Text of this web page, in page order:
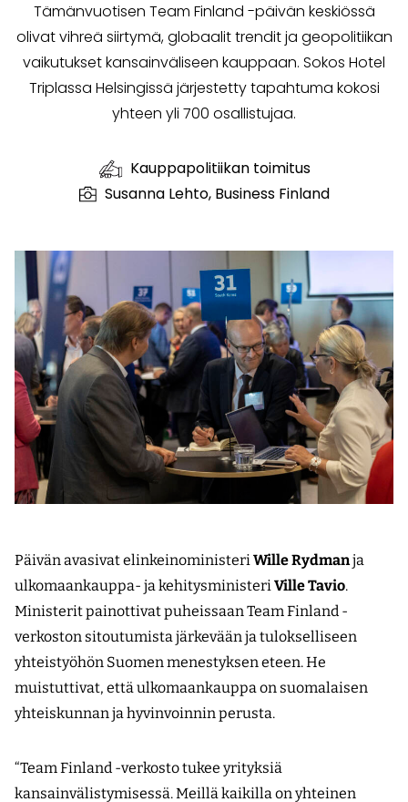
Tämänvuotisen Team Finland -päivän keskiössä
olivat vihreä siirtymä, globaalit trendit ja geopolitiikan
vaikutukset kansainväliseen kauppaan. Sokos Hotel
Triplassa Helsingissä järjestetty tapahtuma kokosi
yhteen yli 700 osallistujaa.
Kauppapolitiikan toimitus
Susanna Lehto, Business Finland
Päivän avasivat elinkeinoministeri Wille Rydmanja
ulkomaankauppa- ja kehitysministeri Ville Tavio.
Ministerit painottivat puheissaan Team Finland -
verkoston sitoutumista järkevään ja tulokselliseen
yhteistyöhön Suomen menestyksen eteen. He
muistuttivat, että ulkomaankauppa on suomalaisen
yhteiskunnan ja hyvinvoinnin perusta.
“Team Finland -verkosto tukee yrityksiä
kansainvälistymisessä. Meillä kaikilla on yhteinen